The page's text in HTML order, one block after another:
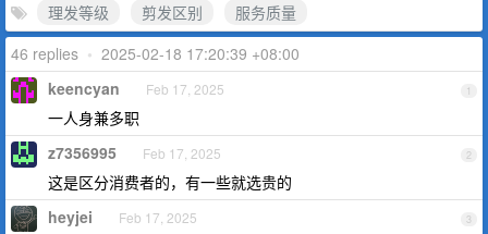
理发等级
剪发区别
服务质量
46 replies • 2025-02-18 17:20:39 +08:00
1
keencyan Feb 17, 2025
一人身兼多职
2
z7356995 Feb 17, 2025
这是区分消费者的，有一些就选贵的
3
heyjei Feb 17, 2025